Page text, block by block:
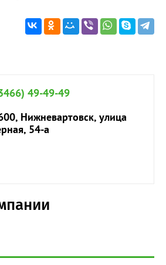
49-49-49
Нижневартовск, улица
54-а